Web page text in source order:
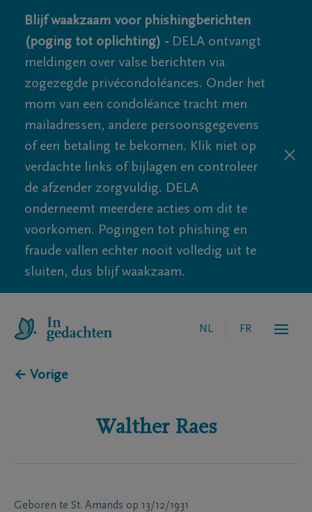
Blijf waakzaam voor phishingberichten
(poging tot oplichting) - DELA ontvangt
meldingen over valse berichten via
zogezegde privécondoléances. Onder het
mom van een condoléance tracht men
mailadressen, andere persoonsgegevens
of een betaling te bekomen. Klik niet op
verdachte links of bijlagen en controleer
de afzender zorgvuldig. DELA
onderneemt meerdere acties om dit te
voorkomen. Pogingen tot phishing en
fraude vallen echter nooit volledig uit te
sluiten, dus blijf waakzaam.
NL FR
← Vorige
Walther Raes
Geboren te St. Amands op 13/12/1931